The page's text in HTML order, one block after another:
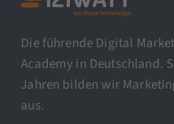
Die führende Digital
Academy in Deutschland.
Jahren bilden wir
aus.